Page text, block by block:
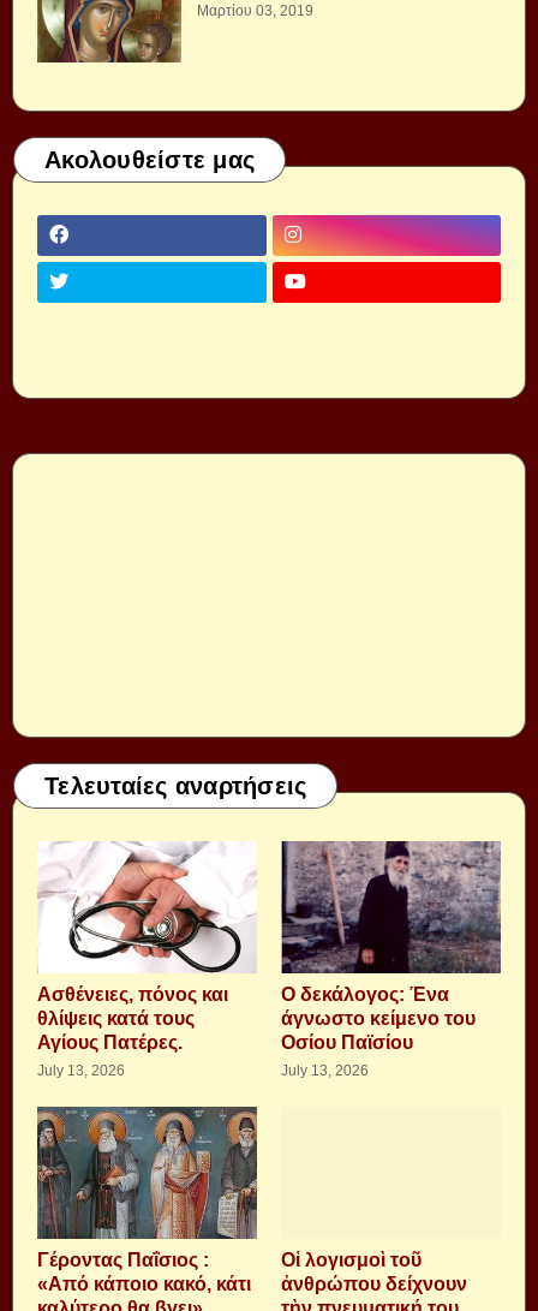
Μαρτίου 03, 2019
Ακολουθείστε μας
Τελευταίες αναρτήσεις
Aσθένειες, πόνος και
θλίψεις κατά τους
Αγίους Πατέρες.
July 13, 2026
Ο δεκάλογος: Ένα
άγνωστο κείμενο του
Οσίου Παϊσίου
July 13, 2026
Γέροντας Παΐσιος :
«Από κάποιο κακό, κάτι
Οἱ λογισμοὶ τοῦ
ἀνθρώπου δείχνουν